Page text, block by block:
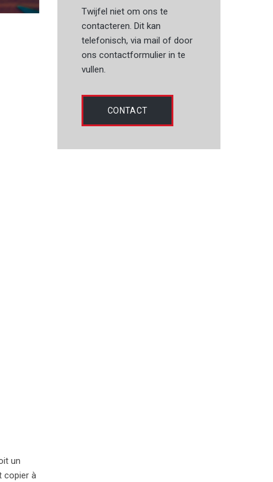
un
copier à
Twijfel niet om ons te
contacteren. Dit kan
telefonisch, via mail of door
ons contactformulier in te
vullen.
CONTACT